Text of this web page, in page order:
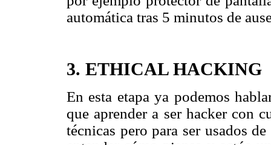
automática tras 5 minutos de
3. ETHICAL HACKING
En esta etapa ya podemos
que aprender a ser hacker con
técnicas pero para ser usados